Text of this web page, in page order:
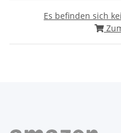
Es befinden sich